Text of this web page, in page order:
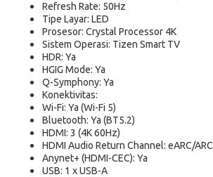
Refresh Rate: 50Hz
Tipe Layar: LED
Prosesor: Crystal Processor 4K
Sistem Operasi: Tizen Smart TV
HDR: Ya
HGIG Mode: Ya
Q-Symphony: Ya
Konektivitas:
Wi-Fi: Ya (Wi-Fi 5)
Bluetooth: Ya (BT5.2)
HDMI: 3 (4K 60Hz)
HDMI Audio Return Channel: eARC/ARC
Anynet+ (HDMI-CEC): Ya
USB: 1 x USB-A